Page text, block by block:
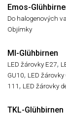
Emos-
Do halogenových
Objímky
MI-Glühbirnen
LED žárovky E27,
GU10, LED žárovky
111 , LED žárovky
TKL-Glühbirnen